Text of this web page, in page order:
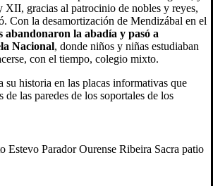
XII, gracias al patrocinio de nobles y reyes,
Con la desamortización de Mendizábal en el
abandonaron la abadía y pasó a
Nacional, donde niños y niñas estudiaban
con el tiempo, colegio mixto.
su historia en las placas informativas que
de las paredes de los soportales de los